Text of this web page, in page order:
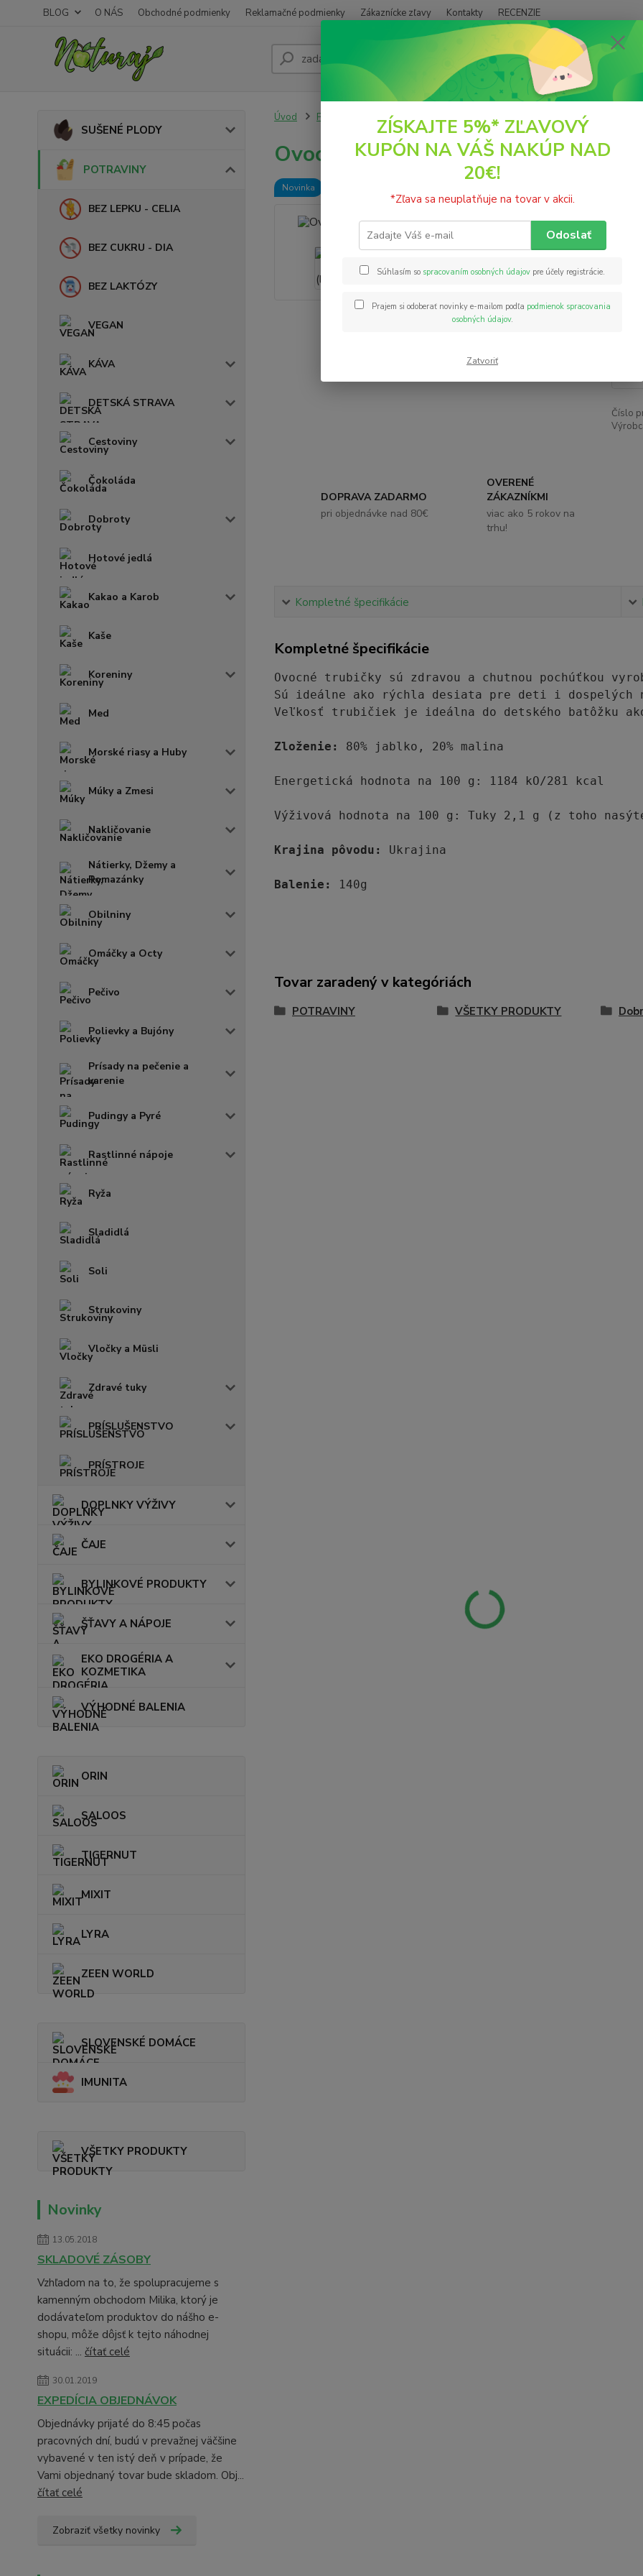
BLOG O NÁS Obchodné podmienky Reklamačné podmienky Zákaznícke zľavy Kontakty RECENZIE
Hľadať
(PO
SUŠENÉ PLODY
POTRAVINY
BEZ LEPKU - CELIA
BEZ CUKRU - DIA
BEZ LAKTÓZY
VEGAN
KÁVA
DETSKÁ STRAVA
Cestoviny
Čokoláda
Dobroty
Hotové jedlá
Kakao a Karob
Kaše
Koreniny
Med
Morské riasy a Huby
Múky a Zmesi
Nakličovanie
Nátierky, Džemy a
Pomazánky
Obilniny
Omáčky a Octy
Pečivo
Polievky a Bujóny
Prísady na pečenie a
varenie
Pudingy a Pyré
Rastlinné nápoje
Ryža
Sladidlá
Soli
Strukoviny
Vločky a Müsli
Zdravé tuky
PRÍSLUŠENSTVO
PRÍSTROJE
DOPLNKY VÝŽIVY
ČAJE
BYLINKOVÉ PRODUKTY
ŠŤAVY A NÁPOJE
EKO DROGÉRIA A
KOZMETIKA
VÝHODNÉ BALENIA
ORIN
SALOOS
TIGERNUT
MIXIT
LYRA
ZEEN WORLD
SLOVENSKÉ DOMÁCE
IMUNITA
VŠETKY PRODUKTY
Novinky
13.05.2018
SKLADOVÉ ZÁSOBY
Vzhľadom na to, že spolupracujeme s
kamenným obchodom Milika, ktorý je
dodávateľom produktov do nášho e-
shopu, môže dôjsť k tejto náhodnej
situácii: ... čítať celé
30.01.2019
EXPEDÍCIA OBJEDNÁVOK
Objednávky prijaté do 8:45 počas
pracovných dní, budú v prevažnej väčšine
vybavené v ten istý deň v prípade, že
Vami objednaný tovar bude skladom. Obj...
čítať celé
Zobraziť všetky novinky
Úvod POTRAVINY Ovocná trubička (lavaš) jablko-malina 140g Bylinka
Ovocná trubička (lavaš) jablko-
Novinka
Číslo
DOPRAVA ZADARMO
pri objednávke nad 80€
OVERENÉ
ZÁKAZNÍKMI
viac ako 5 rokov na
trhu!
Kompletné špecifikácie
Kompletné špecifikácie
Ovocné trubičky sú zdravou a chutnou pochúťkou
Sú ideálne ako rýchla desiata pre deti i dospelých
Veľkosť trubičiek je ideálna do detského batôžku
Zloženie: 80% jablko, 20% malina
Energetická hodnota na 100 g: 1184 kO/281 kcal
Výživová hodnota na 100 g: Tuky 2,1 g (z toho
Krajina pôvodu: Ukrajina
Balenie: 140g
Tovar zaradený v kategóriách
POTRAVINY VŠETKY PRODUKTY
ZÍSKAJTE 5%* ZĽAVOVÝ
KUPÓN NA VÁŠ NAKÚP NAD
20€!
*Zľava sa neuplatňuje na tovar v akcii.
Odoslať
Súhlasím so spracovaním osobných údajov pre účely registrácie.
Prajem si odoberať novinky e-mailom podľa podmienok spracovania
osobných údajov.
Zatvoriť